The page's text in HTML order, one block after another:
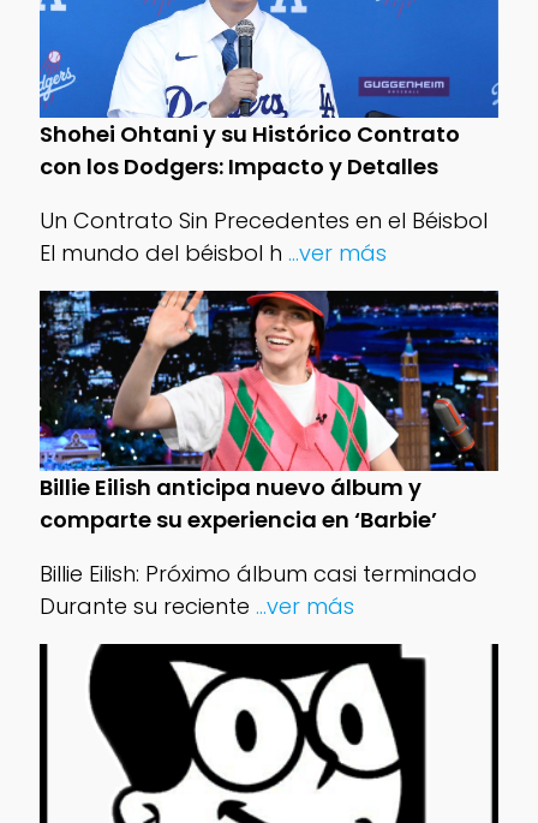
Shohei Ohtani y su Histórico Contrato
con los Dodgers: Impacto y Detalles
Un Contrato Sin Precedentes en el Béisbol
El mundo del béisbol h ...ver más
Billie Eilish anticipa nuevo álbum y
comparte su experiencia en ‘Barbie’
Billie Eilish: Próximo álbum casi terminado
Durante su reciente ...ver más